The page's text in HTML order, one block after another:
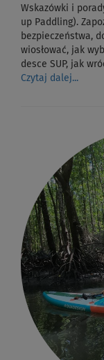
Wskazówki i
up Paddling).
bezpieczeństwa,
wiosłować, jak
desce SUP, jak
Czytaj dalej...